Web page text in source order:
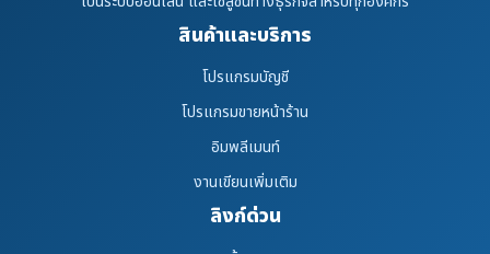
สินค้าและบริการ
โปรแกรมบัญชี
โปรแกรมขายหน้าร้าน
อิมพลีเมนท์
งานเขียนเพิ่มเติม
ลิงก์ด่วน